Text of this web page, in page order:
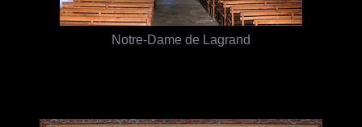
Notre-Dame de Lagrand